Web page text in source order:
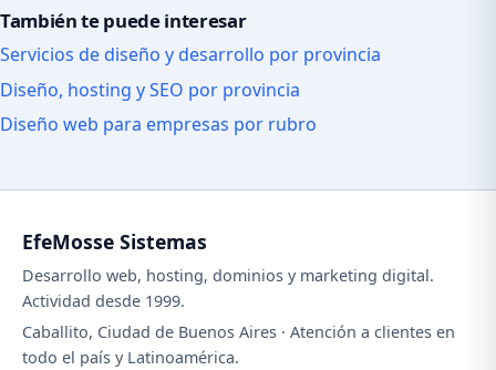
También te puede interesar
Servicios de diseño y desarrollo por provincia
Diseño, hosting y SEO por provincia
Diseño web para empresas por rubro
EfeMosse Sistemas
Desarrollo web, hosting, dominios y marketing digital.
Actividad desde 1999.
Caballito, Ciudad de Buenos Aires · Atención a clientes en
todo el país y Latinoamérica.